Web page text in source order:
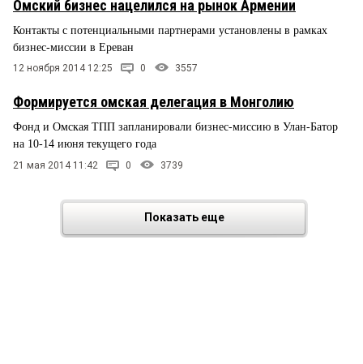
Омский бизнес нацелился на рынок Армении
Контакты с потенциальными партнерами установлены в рамках
бизнес-миссии в Ереван
12 ноября 2014 12:25 0 3557
Формируется омская делегация в Монголию
Фонд и Омская ТПП запланировали бизнес-миссию в Улан-Батор
на 10-14 июня текущего года
21 мая 2014 11:42 0 3739
Показать еще